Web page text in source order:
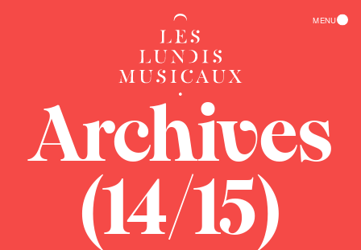
ACCUEIL
CALENDRIER
ARCHIVES
PRÉSENTATION
MENU
Archives
(14/15)